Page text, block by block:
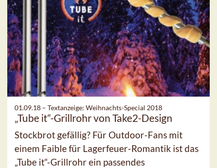
01.09.18 – Textanzeige: Weihnachts-Special 2018
„Tube it“-Grillrohr von Take2-Design
Stockbrot gefällig? Für Outdoor-Fans mit
einem Faible für Lagerfeuer-Romantik ist das
„Tube it“-Grillrohr ein passendes